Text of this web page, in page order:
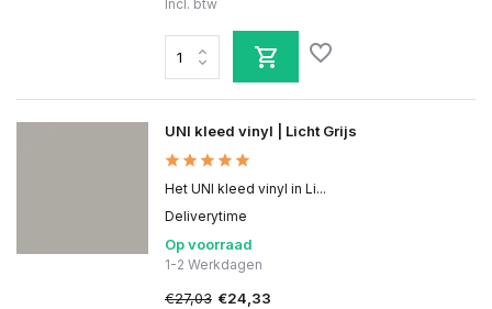
Incl. btw
UNI kleed vinyl | Licht Grijs
Het UNI kleed vinyl in Li...
Deliverytime
Op voorraad
1-2 Werkdagen
€27,03 €24,33